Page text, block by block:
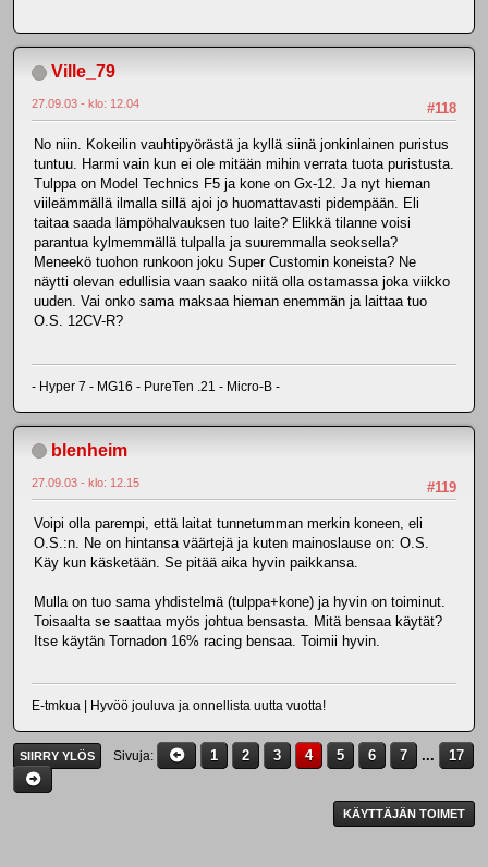
Ville_79
#118
27.09.03 - klo: 12.04
No niin. Kokeilin vauhtipyörästä ja kyllä siinä jonkinlainen puristus
tuntuu. Harmi vain kun ei ole mitään mihin verrata tuota puristusta.
Tulppa on Model Technics F5 ja kone on Gx-12. Ja nyt hieman
viileämmällä ilmalla sillä ajoi jo huomattavasti pidempään. Eli
taitaa saada lämpöhalvauksen tuo laite? Elikkä tilanne voisi
parantua kylmemmällä tulpalla ja suuremmalla seoksella?
Meneekö tuohon runkoon joku Super Customin koneista? Ne
näytti olevan edullisia vaan saako niitä olla ostamassa joka viikko
uuden. Vai onko sama maksaa hieman enemmän ja laittaa tuo
O.S. 12CV-R?
- Hyper 7 - MG16 - PureTen .21 - Micro-B -
blenheim
#119
27.09.03 - klo: 12.15
Voipi olla parempi, että laitat tunnetumman merkin koneen, eli
O.S.:n. Ne on hintansa väärtejä ja kuten mainoslause on: O.S.
Käy kun käsketään. Se pitää aika hyvin paikkansa.
Mulla on tuo sama yhdistelmä (tulppa+kone) ja hyvin on toiminut.
Toisaalta se saattaa myös johtua bensasta. Mitä bensaa käytät?
Itse käytän Tornadon 16% racing bensaa. Toimii hyvin.
E-tmkua | Hyvöö jouluva ja onnellista uutta vuotta!
SIIRRY YLÖS Sivuja 1 2 3 4 5 6 7 ... 17
KÄYTTÄJÄN TOIMET